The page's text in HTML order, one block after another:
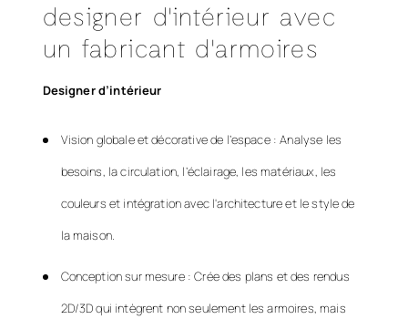
designer d'intérieur avec
un fabricant d'armoires
Designer d’intérieur
Vision globale et décorative de l’espace : Analyse les
besoins, la circulation, l’éclairage, les matériaux, les
couleurs et intégration avec l'architecture et le style de
la maison.
Conception sur mesure : Crée des plans et des rendus
2D/3D qui intègrent non seulement les armoires, mais